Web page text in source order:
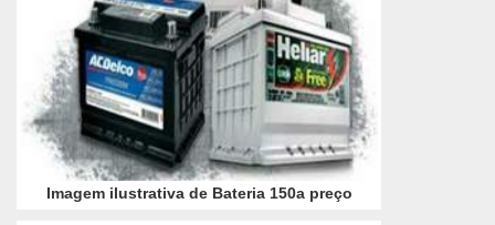
Imagem ilustrativa de Bateria 150a preço